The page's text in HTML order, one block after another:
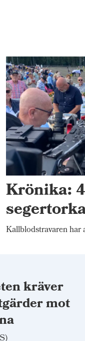
Krönika:
Kallblodstravaren har
kräver
mot